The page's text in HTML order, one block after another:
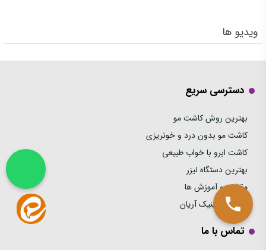
ویدیو ها
دسترسی سریع
بهترین روش کاشت مو
کاشت مو بدون درد و خونریزی
کاشت ابرو با خواب طبیعی
بهترین دستگاه لیزر
مقالات و آموزش ها
خدمات کلینیک آریان
تماس با ما